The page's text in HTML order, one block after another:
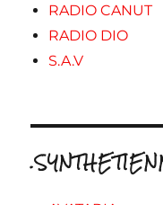
RADIO CANUT
RADIO DIO
S.A.V